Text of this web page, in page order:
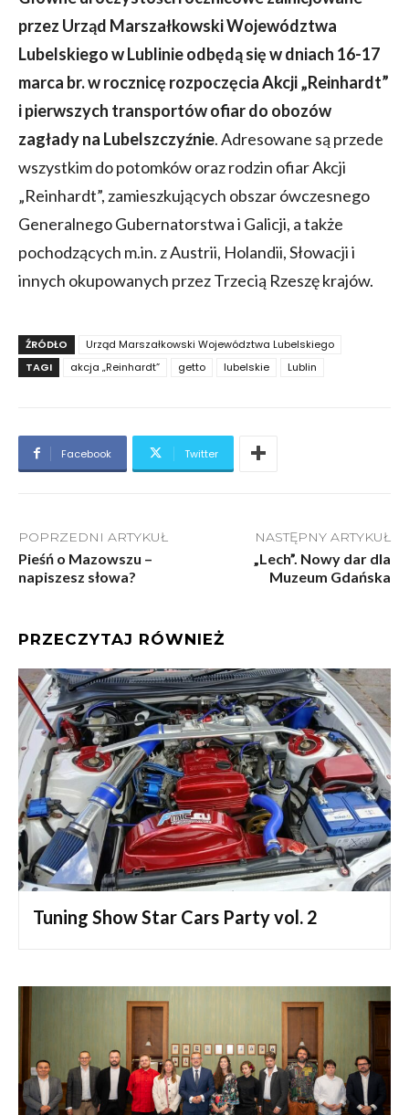
przez Urząd Marszałkowski Województwa
Lubelskiego w Lublinie odbędą się w dniach 16-17
marca br. w rocznicę rozpoczęcia Akcji „Reinhardt”
i pierwszych transportów ofiar do obozów
zagłady na Lubelszczyźnie. Adresowane są przede
wszystkim do potomków oraz rodzin ofiar Akcji
„Reinhardt”, zamieszkujących obszar ówczesnego
Generalnego Gubernatorstwa i Galicji, a także
pochodzących m.in. z Austrii, Holandii, Słowacji i
innych okupowanych przez Trzecią Rzeszę krajów.
ŹRÓDŁO
Urząd Marszałkowski Województwa Lubelskiego
TAGI
akcja „Reinhardt” getto lubelskie Lublin
Facebook Twitter
POPRZEDNI ARTYKUŁ
Pieśń o Mazowszu –
napiszesz słowa?
NASTĘPNY ARTYKUŁ
„Lech”. Nowy dar dla
Muzeum Gdańska
PRZECZYTAJ RÓWNIEŻ
Tuning Show Star Cars Party vol. 2